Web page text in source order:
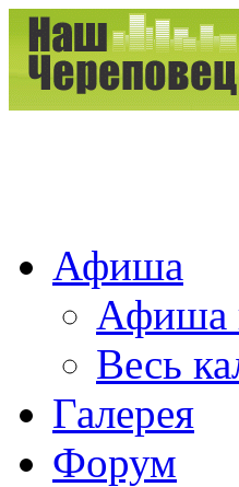
Афиша
Афиша
Весь
Галерея
Форум